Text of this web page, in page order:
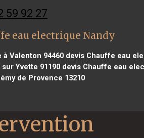
59 92 27
eau electrique Nandy
Valenton 94460devis Chauffe eau
Yvette 91190devis Chauffe eau
de Provence 13210